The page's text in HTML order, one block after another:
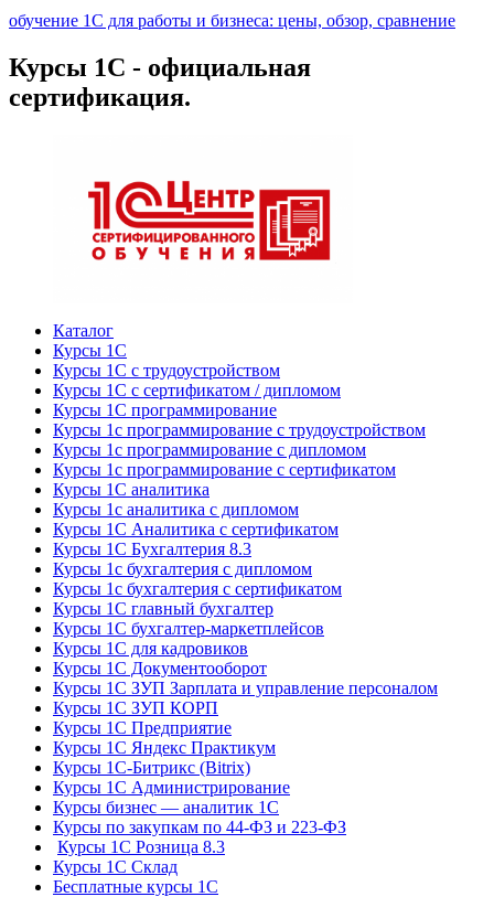
обучение 1С для работы и бизнеса: цены, обзор, сравнение
Курсы 1С - официальная
сертификация.
Каталог
Курсы 1С
Курсы 1С с трудоустройством
Курсы 1С с сертификатом / дипломом
Курсы 1С программирование
Курсы 1с программирование с трудоустройством
Курсы 1с программирование с дипломом
Курсы 1с программирование с сертификатом
Курсы 1С аналитика
Курсы 1с аналитика с дипломом
Курсы 1С Аналитика с сертификатом
Курсы 1С Бухгалтерия 8.3
Курсы 1с бухгалтерия с дипломом
Курсы 1с бухгалтерия с сертификатом
Курсы 1С главный бухгалтер
Курсы 1С бухгалтер-маркетплейсов
Курсы 1С для кадровиков
Курсы 1С Документооборот
Курсы 1С ЗУП Зарплата и управление персоналом
Курсы 1С ЗУП КОРП
Курсы 1С Предприятие
Курсы 1С Яндекс Практикум
Курсы 1С-Битрикс (Bitrix)
Курсы 1С Администрирование
Курсы бизнес — аналитик 1С
Курсы по закупкам по 44‑ФЗ и 223‑ФЗ
Курсы 1С Розница 8.3
Курсы 1С Склад
Бесплатные курсы 1С